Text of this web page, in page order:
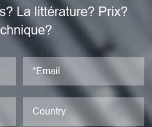
La littérature? Prix?